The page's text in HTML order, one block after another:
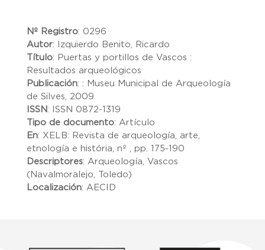
Nº Registro: 0296
Autor:
Izquierdo Benito, Ricardo
Título: Puertas y portillos de Vascos :
Resultados arqueológicos
Publicación: : Museu Municipal de Arqueología
de Silves, 2009
ISSN:
ISSN 0872-1319
Tipo de documento: Artículo
En: XELB: Revista de arqueología, arte,
etnología e história, nº , pp. 175-190
Descriptores: Arqueología, Vascos
(Navalmoralejo, Toledo)
Localización: AECID